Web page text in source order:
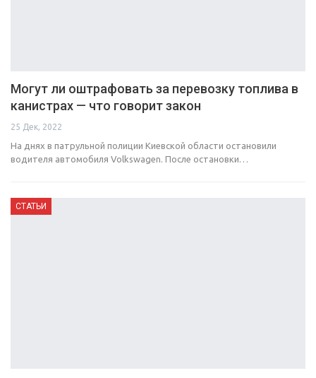
Могут ли оштрафовать за перевозку топлива в
канистрах — что говорит закон
25 Дек, 2022
На днях в патрульной полиции Киевской области остановили
водителя автомобиля Volkswagen. После остановки…
СТАТЬИ